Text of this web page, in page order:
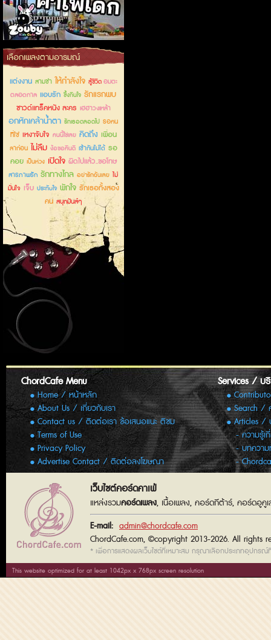
คาเฟ่เด็กลำลูกกา
เลือกเพลงตามอารมณ์
แต่งงาน สามช่า ให้กำลังใจ สู้ชีวิตอมตะ
ตลอดกาล แอบรัก ซึ้งกินใจ รักแรกพบ
ซาวด์แทร็คหนัง ละคร เฮฮาวงเหล้า
อกหักเคล้าน้ำตา รักเธอตลอดไป รอคน
ที่ใช่ เหงาจับใจ คนนี้ใช่เลย คิดถึง เพื่อน
ลาก่อน ไม่ลืม ง้อขอคืนดี เข้ากันไม่ได้ รอ
คอย เป็นห่วง เปิดใจ ผิดไปแล้ว..ขอโทษ
สารภาพรัก รักทางไกล อย่ารักฉันเลย ไม่
มั่นใจ เจ็บ ประทับใจ พักใจ รักเธอทั้งสอง
คน สนุกมันส์ๆ
ChordCafe Menu
Home / หน้าหลัก
About Us / เกี่ยวกับเรา
Contact us / ติดต่อเรา ข้อเสนอแนะ ติชม
Terms of Use
Privacy Policy
Advertise Contact / ติดต่อลงโฆษณา
Services / บ
Search /
Articles /
ความรู้
บทความ
เว็บไซต์คอร์ดคาเฟ่
แหล่งรวมคอร์ดเพลง, เนื้อเพลง, คอร์ดกีต้าร์, คอร์ดอูคู
E-mail: admin@chordcafe.com
ChordCafe.com, ©copyright 2013-2026. All rights
* เพื่อการแสดงผลเว็บไซต์ที่เหมาะสม กรุณาเลือกประเภทอุปกรณ์
This website optimized for at least 1042px x 768px screen resolution